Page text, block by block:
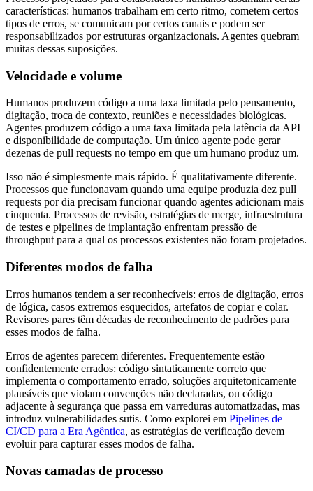
características: humanos trabalham em certo ritmo, cometem certos
tipos de erros, se comunicam por certos canais e podem ser
responsabilizados por estruturas organizacionais. Agentes quebram
muitas dessas suposições.
Velocidade e volume
Humanos produzem código a uma taxa limitada pelo pensamento,
digitação, troca de contexto, reuniões e necessidades biológicas.
Agentes produzem código a uma taxa limitada pela latência da API
e disponibilidade de computação. Um único agente pode gerar
dezenas de pull requests no tempo em que um humano produz um.
Isso não é simplesmente mais rápido. É qualitativamente diferente.
Processos que funcionavam quando uma equipe produzia dez pull
requests por dia precisam funcionar quando agentes adicionam mais
cinquenta. Processos de revisão, estratégias de merge, infraestrutura
de testes e pipelines de implantação enfrentam pressão de
throughput para a qual os processos existentes não foram projetados.
Diferentes modos de falha
Erros humanos tendem a ser reconhecíveis: erros de digitação, erros
de lógica, casos extremos esquecidos, artefatos de copiar e colar.
Revisores pares têm décadas de reconhecimento de padrões para
esses modos de falha.
Erros de agentes parecem diferentes. Frequentemente estão
confidentemente errados: código sintaticamente correto que
implementa o comportamento errado, soluções arquitetonicamente
plausíveis que violam convenções não declaradas, ou código
adjacente à segurança que passa em varreduras automatizadas, mas
introduz vulnerabilidades sutis. Como explorei em Pipelines de
CI/CD para a Era Agêntica, as estratégias de verificação devem
evoluir para capturar esses modos de falha.
Novas camadas de processo